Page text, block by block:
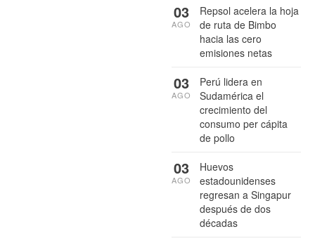
Repsol acelera la hoja
de ruta de Bimbo
hacia las cero
emisiones netas
03
AGO
Perú lidera en
Sudamérica el
crecimiento del
consumo per cápita
de pollo
03
AGO
Huevos
estadounidenses
regresan a Singapur
después de dos
décadas
03
AGO